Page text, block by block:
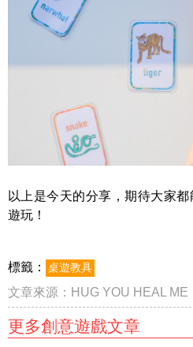
以上是今天的分享，期待大家
遊玩！
標籤： 桌遊教具
文章來源： HUG YOU HEAL ME
更多創意遊戲文章